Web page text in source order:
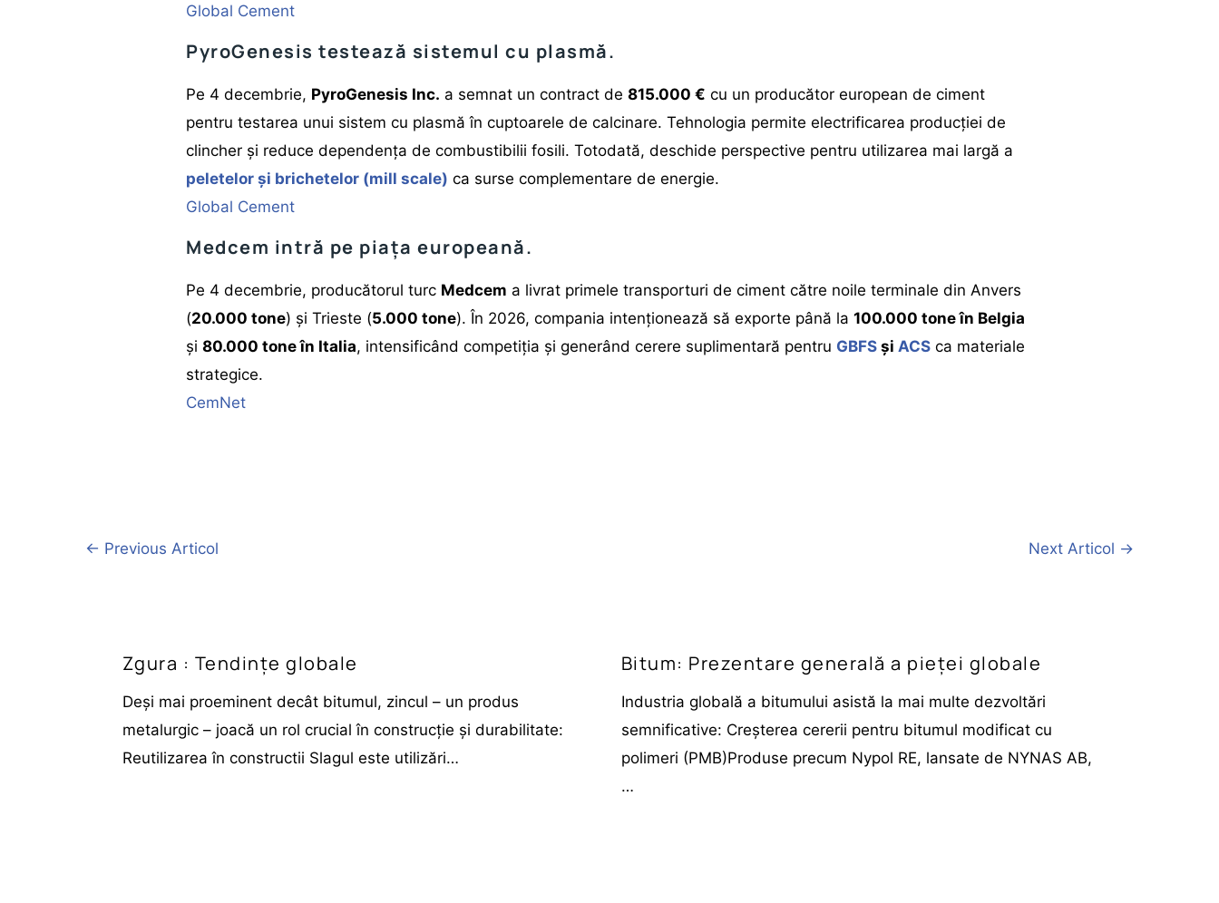
Global Cement
PyroGenesis testează sistemul cu plasmă.
Pe 4 decembrie, PyroGenesis Inc. a semnat un contract de815.000 € cu un producător european de ciment
pentru testarea unui sistem cu plasmă în cuptoarele de calcinare. Tehnologia permite electrificarea producției de
clincher și reduce dependența de combustibilii fosili. Totodată, deschide perspective pentru utilizarea mai largă a
peletelor și brichetelor (mill scale) ca surse complementare de energie.
Global Cement
Medcem intră pe piața europeană.
Pe 4 decembrie, producătorul turc Medcem a livrat primele transporturi de ciment către noile terminale din Anvers
(20.000 tone) și Trieste (5.000 tone). În 2026, compania intenționează să exporte până la100.000 tone în Belgia
și80.000 tone în Italia, intensificând competiția și generând cerere suplimentară pentru GBFS și ACS ca materiale
strategice.
CemNet
← Previous Articol Next Articol →
Zgura : Tendințe globale
Deși mai proeminent decât bitumul, zincul – un produs
metalurgic – joacă un rol crucial în construcție și durabilitate:
Reutilizarea în constructii Slagul este utilizări…
Bitum: Prezentare generală a pieței globale
Industria globală a bitumului asistă la mai multe dezvoltări
semnificative: Creșterea cererii pentru bitumul modificat cu
polimeri (PMB)Produse precum Nypol RE, lansate de NYNAS AB,
…